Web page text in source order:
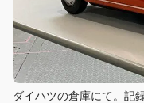
ダイハツの倉庫にて。記